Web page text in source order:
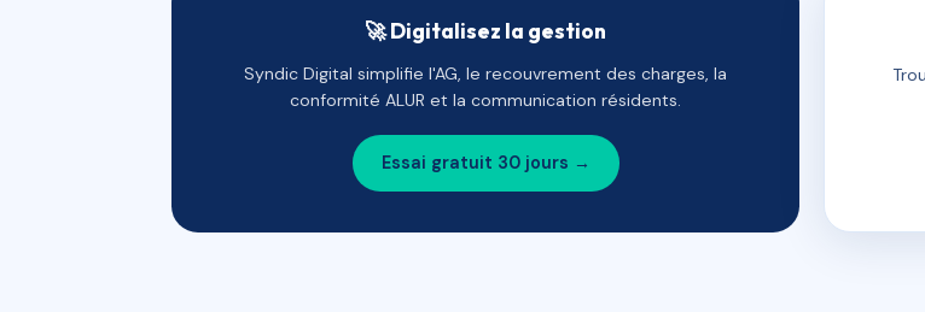
🚀 Digitalisez la gestion
Syndic Digital simplifie l'AG, le recouvrement des charges, la
conformité ALUR et la communication résidents.
Essai gratuit 30 jours →